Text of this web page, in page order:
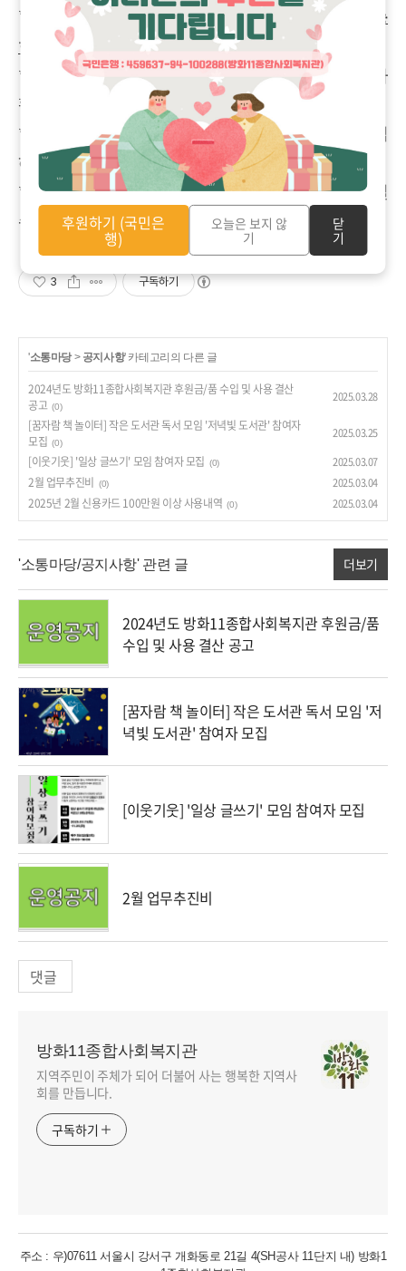
*
담당자에게 전화로 접수를 하셔야 봉사활동이 가능
합니다.
* 사전에 연락 없이 취소하지 말아주세요.가급적이면 봉사
활동 하기로 한 날짜를 다 지켜서 해주세요
*
최소 한 달 이상 연속적으로 봉사가 가능하신 분으로 모집
하고 있습니다.
*
봉사자는 정기적으로 가능하신 분 먼저 우선적으로 하실
수 있습니다.
3 구독하기
'소통마당> 공지사항' 카테고리의 다른 글
2024년도 방화11종합사회복지관 후원금/품 수입 및 사용 결산
공고 (0)
2025.03.28
[꿈자람 책 놀이터] 작은 도서관 독서 모임 '저녁빛 도서관' 참여자
모집 (0)
2025.03.25
[이웃기웃] '일상 글쓰기' 모임 참여자 모집 (0) 2025.03.07
2월 업무추진비 (0) 2025.03.04
2025년 2월 신용카드 100만원 이상 사용내역 (0) 2025.03.04
'소통마당/공지사항' 관련 글 더보기
2024년도 방화11종합사회복지관 후원금/품
수입 및 사용 결산 공고
[꿈자람 책 놀이터] 작은 도서관 독서 모임 '저
녁빛 도서관' 참여자 모집
[이웃기웃] '일상 글쓰기' 모임 참여자 모집
2월 업무추진비
댓글
방화11종합사회복지관
지역주민이 주체가 되어 더불어 사는 행복한 지역사
회를 만듭니다.
구독하기
주소 : 우)07611 서울시 강서구 개화동로 21길 4(SH공사 11단지 내) 방화1
후원하기 (국민은
행)
오늘은 보지 않
기
닫
기